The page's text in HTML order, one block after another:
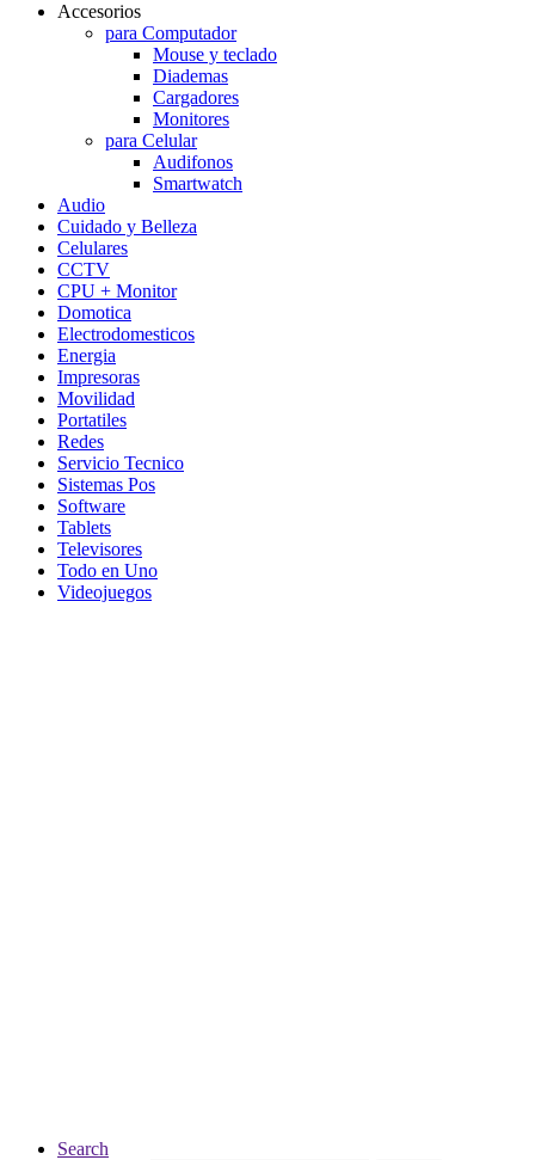
Accesorios
para Computador
Mouse y teclado
Diademas
Cargadores
Monitores
para Celular
Audifonos
Smartwatch
Audio
Cuidado y Belleza
Celulares
CCTV
CPU + Monitor
Domotica
Electrodomesticos
Energia
Impresoras
Movilidad
Portatiles
Redes
Servicio Tecnico
Sistemas Pos
Software
Tablets
Televisores
Todo en Uno
Videojuegos
Search